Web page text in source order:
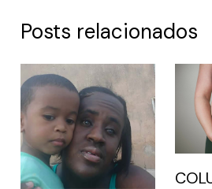
Posts relacionados